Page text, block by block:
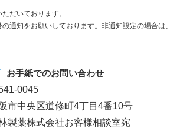
だいております。
通知をお願いしております。非通知設定の場合は
お手紙でのお問い合わせ
0045
市中央区道修町4丁目4番10号
製薬株式会社お客様相談室宛